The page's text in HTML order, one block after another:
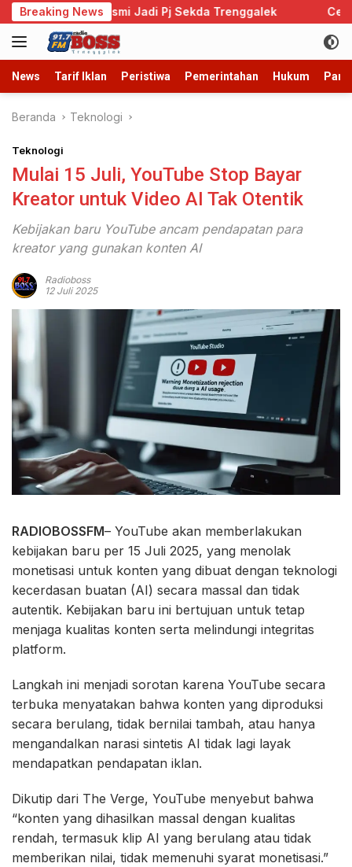
Langsung
ke
konten
Breaking News
Resmi Jadi Pj Sekda Trenggalek Cegah
News Tarif Iklan Peristiwa Pemerintahan Hukum
Beranda Teknologi
Teknologi
Mulai 15 Juli, YouTube Stop Bayar
Kreator untuk Video AI Tak Otentik
Kebijakan baru YouTube ancam pendapatan para
kreator yang gunakan konten AI
Radioboss
12 Juli 2025
RADIOBOSSFM– YouTube akan memberlakukan
kebijakan baru per 15 Juli 2025, yang menolak
monetisasi untuk konten yang dibuat dengan teknologi
kecerdasan buatan (AI) secara massal dan tidak
autentik. Kebijakan baru ini bertujuan untuk tetap
menjaga kualitas konten serta melindungi integritas
platform.
Langkah ini menjadi sorotan karena YouTube secara
terbuka menyatakan bahwa konten yang diproduksi
secara berulang, tidak bernilai tambah, atau hanya
mengandalkan narasi sintetis AI tidak lagi layak
mendapatkan pendapatan iklan.
Dikutip dari The Verge, YouTube menyebut bahwa
“konten yang dihasilkan massal dengan kualitas
rendah, termasuk klip AI yang berulang atau tidak
memberikan nilai, tidak memenuhi syarat monetisasi.”